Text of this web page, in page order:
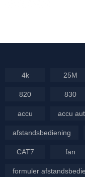
4k 25M
820 830
accu accu
afstandsbediening
CAT7 fan
formuler